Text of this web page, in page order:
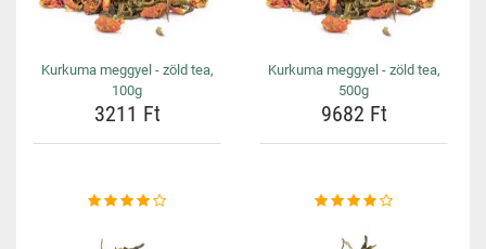
Kurkuma meggyel - zöld tea,
100g
3211 Ft
Kurkuma meggyel - zöld tea,
500g
9682 Ft